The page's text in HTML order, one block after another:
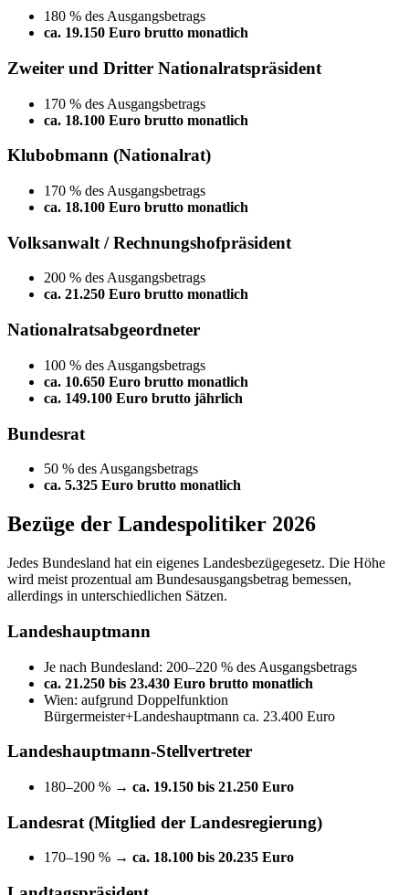
180 % des Ausgangsbetrags
ca. 19.150 Euro brutto monatlich
Zweiter und Dritter Nationalratspräsident
170 % des Ausgangsbetrags
ca. 18.100 Euro brutto monatlich
Klubobmann (Nationalrat)
170 % des Ausgangsbetrags
ca. 18.100 Euro brutto monatlich
Volksanwalt / Rechnungshofpräsident
200 % des Ausgangsbetrags
ca. 21.250 Euro brutto monatlich
Nationalratsabgeordneter
100 % des Ausgangsbetrags
ca. 10.650 Euro brutto monatlich
ca. 149.100 Euro brutto jährlich
Bundesrat
50 % des Ausgangsbetrags
ca. 5.325 Euro brutto monatlich
Bezüge der Landespolitiker 2026
Jedes Bundesland hat ein eigenes Landesbezügegesetz. Die Höhe
wird meist prozentual am Bundesausgangsbetrag bemessen,
allerdings in unterschiedlichen Sätzen.
Landeshauptmann
Je nach Bundesland: 200–220 % des Ausgangsbetrags
ca. 21.250 bis 23.430 Euro brutto monatlich
Wien: aufgrund Doppelfunktion
Bürgermeister+Landeshauptmann ca. 23.400 Euro
Landeshauptmann-Stellvertreter
180–200 % → ca. 19.150 bis 21.250 Euro
Landesrat (Mitglied der Landesregierung)
170–190 % → ca. 18.100 bis 20.235 Euro